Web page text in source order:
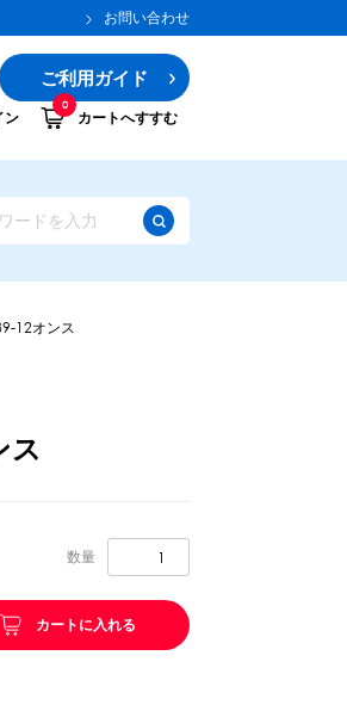
お問い合わせ
ご利用ガイド
ン
0
カートへすすむ
12オンス
ス
数量
カートに入れる